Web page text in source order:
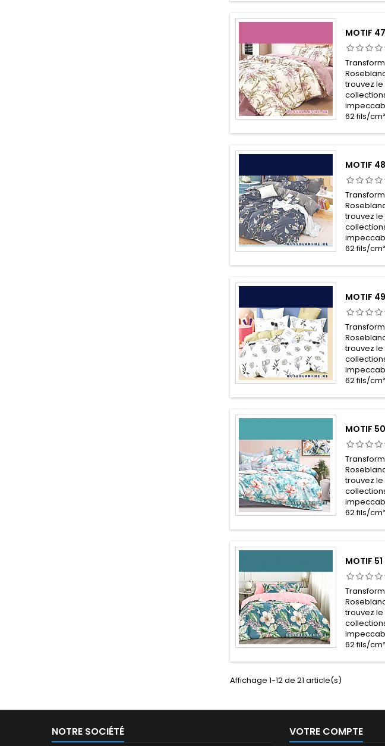
MOTIF 47
trouvez
62 fils/
MOTIF 48
trouvez
62 fils/
MOTIF 49
trouvez
62 fils/
MOTIF 50
trouvez
62 fils/
MOTIF 51
trouvez
62 fils/
Affichage 1-12 de 21 article(s)
NOTRE SOCIÉTÉ VOTRE COMPTE